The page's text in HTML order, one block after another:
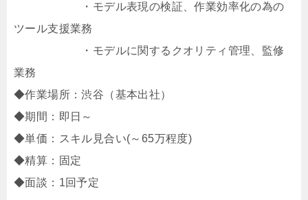
・モデル表現の検証、作業効率化の為の
ツール支援業務
・モデルに関するクオリティ管理、監修
業務
◆作業場所：渋谷（基本出社）
◆期間：即日～
◆単価：スキル見合い(～65万程度)
◆精算：固定
◆面談：1回予定